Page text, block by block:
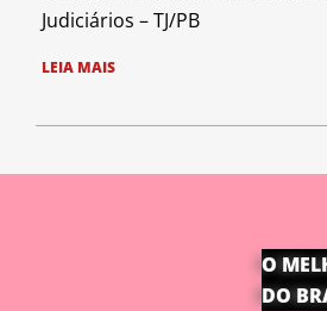
Judiciários – TJ/PB
LEIA MAIS
O
DO